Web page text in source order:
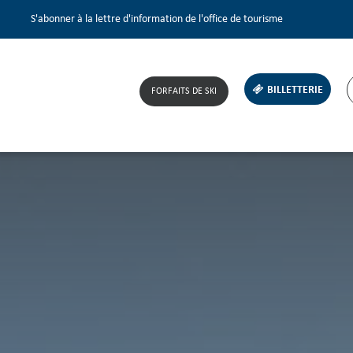
S'abonner à la lettre d'information de l'office de tourisme
FORFAITS DE SKI BILLETTERIE